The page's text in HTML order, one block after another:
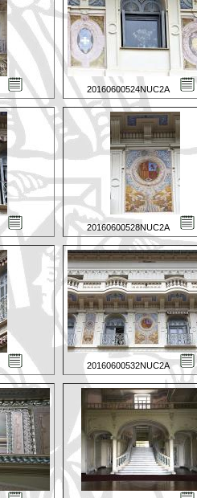
20160600524NUC2A
20160600528NUC2A
20160600532NUC2A